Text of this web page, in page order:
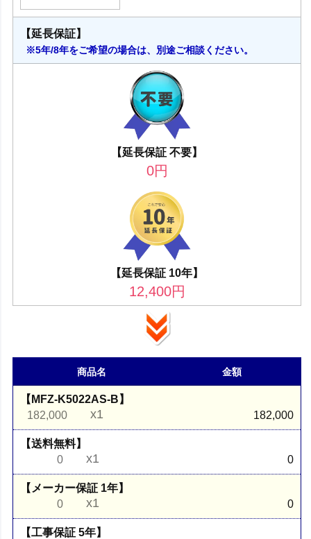
【延長保証】
※5年/8年をご希望の場合は、別途ご相談ください。
【延長保証 不要】
0円
【延長保証 10年】
12,400円
商品名 金額
【MFZ-K5022AS-B】
182,000
x1 182,000
【送料無料】
0
x1 0
【メーカー保証 1年】
0
x1 0
【工事保証 5年】